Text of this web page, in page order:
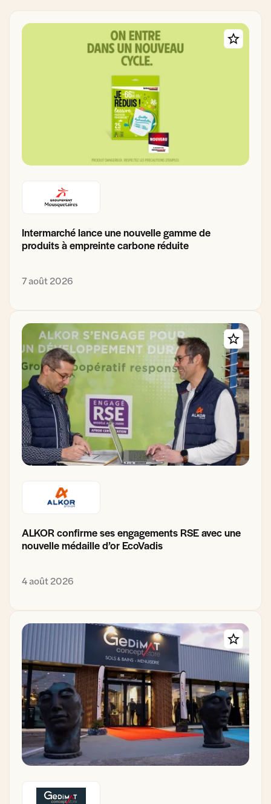
Intermarché lance une nouvelle gamme de
produits à empreinte carbone réduite
7 août 2026
ALKOR confirme ses engagements RSE avec une
nouvelle médaille d’or EcoVadis
4 août 2026